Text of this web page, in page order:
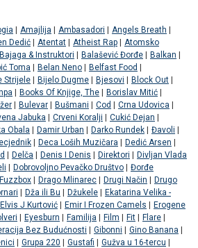
| Amajlija | Ambasadori | Angels Breath |
Dedić | Atentat | Atheist Rap | Atomsko
Bajaga & Instruktori | Balašević Đorđe | Balkan |
Toma | Belan Neno | Belfast Food |
Strijele | Bijelo Dugme | Bjesovi | Block Out |
| Books Of Knjige, The | Borislav Mitić |
| Bulevar | Bušmani | Cod | Crna Udovica |
Jabuka | Crveni Koralji | Cukić Dejan |
Obala | Damir Urban | Darko Rundek | Đavoli |
| Deca Loših Muzičara | Dedić Arsen |
| Delča | Denis I Denis | Direktori | Divljan Vlada
| Dobrovoljno Pevačko Društvo | Đorđe
| Drago Mlinarec | Drugi Način | Drugo
| Dža ili Bu | Džukele | Ekatarina Velika -
Elvis J Kurtović | Emir I Frozen Camels | Erogene
| Eyesburn | Familija | Film | Fit | Flare |
Bez Budućnosti | Gibonni | Gino Banana |
| Grupa 220 | Gustafi | Gužva u 16-tercu |